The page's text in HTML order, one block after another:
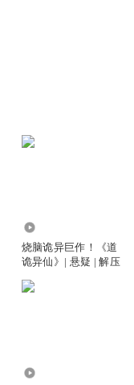
烧脑诡异巨作！《道
诡异仙》| 悬疑 | 解压